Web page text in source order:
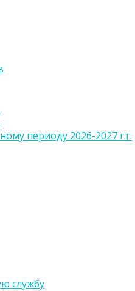
периоду 2026-2027 г.г.
службу